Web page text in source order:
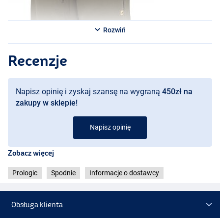
Rozwiń
Recenzje
Napisz opinię i zyskaj szansę na wygraną 450zł na
zakupy w sklepie!
Napisz opinię
Zobacz więcej
Prologic Spodnie Informacje o dostawcy
Obsługa klienta